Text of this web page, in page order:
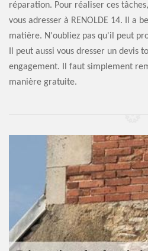
réparation. Pour réaliser ces
vous adresser à RENOLDE 14. Il a
matière. N'oubliez pas qu'il peut
Il peut aussi vous dresser un devis
engagement. Il faut simplement
manière gratuite.